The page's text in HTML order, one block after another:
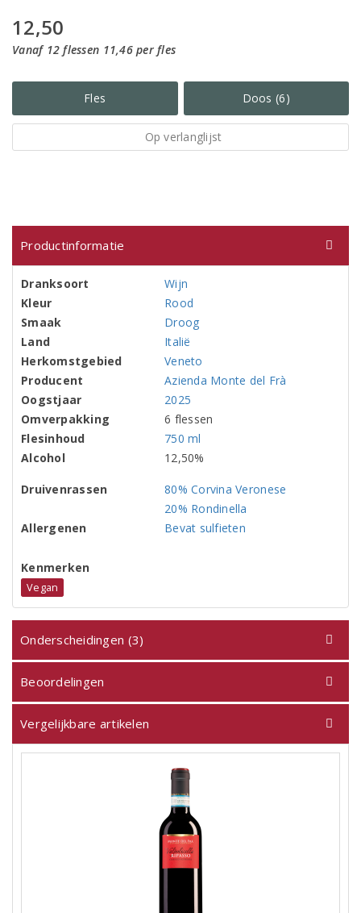
12,50
Vanaf 12 flessen 11,46 per fles
Fles Doos (6)
Op verlanglijst
Productinformatie
Dranksoort
Wijn
Kleur
Rood
Smaak
Droog
Land
Italië
Herkomstgebied
Veneto
Producent
Azienda Monte del Frà
Oogstjaar
2025
Omverpakking
6 flessen
Flesinhoud
750 ml
Alcohol
12,50%
Druivenrassen
80% Corvina Veronese
20% Rondinella
Allergenen
Bevat sulfieten
Kenmerken
Vegan
Onderscheidingen (3)
Beoordelingen
Vergelijkbare artikelen